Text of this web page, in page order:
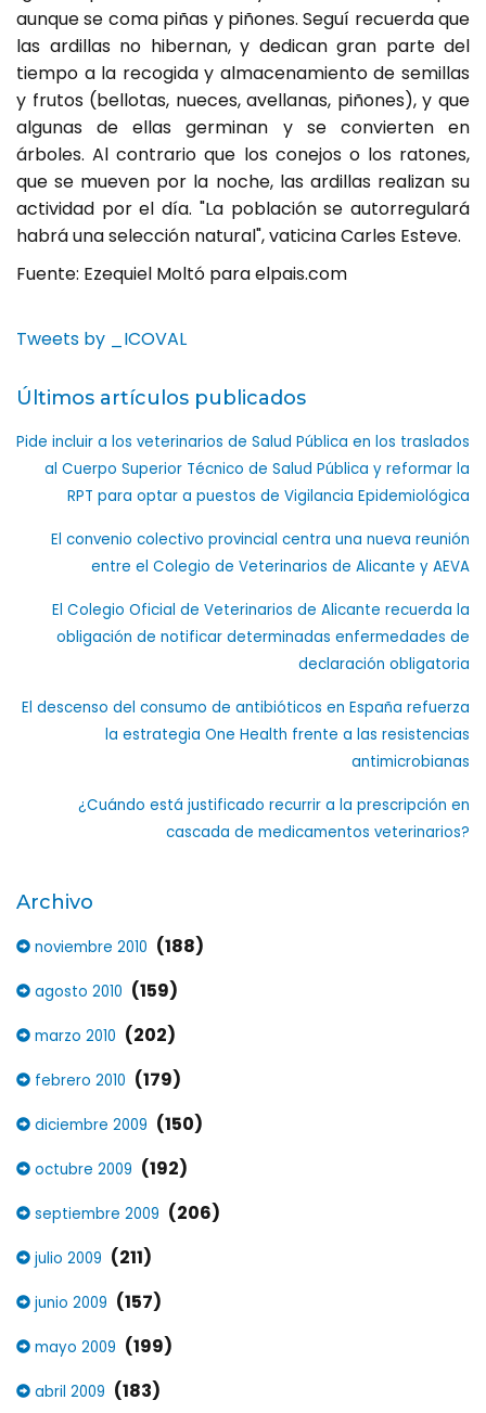
aunque se coma piñas y piñones. Seguí recuerda que
las ardillas no hibernan, y dedican gran parte del
tiempo a la recogida y almacenamiento de semillas
y frutos (bellotas, nueces, avellanas, piñones), y que
algunas de ellas germinan y se convierten en
árboles. Al contrario que los conejos o los ratones,
que se mueven por la noche, las ardillas realizan su
actividad por el día. "La población se autorregulará
habrá una selección natural", vaticina Carles Esteve.
Fuente: Ezequiel Moltó para elpais.com
Tweets by _ICOVAL
Últimos artículos publicados
Pide incluir a los veterinarios de Salud Pública en los traslados
al Cuerpo Superior Técnico de Salud Pública y reformar la
RPT para optar a puestos de Vigilancia Epidemiológica
El convenio colectivo provincial centra una nueva reunión
entre el Colegio de Veterinarios de Alicante y AEVA
El Colegio Oficial de Veterinarios de Alicante recuerda la
obligación de notificar determinadas enfermedades de
declaración obligatoria
El descenso del consumo de antibióticos en España refuerza
la estrategia One Health frente a las resistencias
antimicrobianas
¿Cuándo está justificado recurrir a la prescripción en
cascada de medicamentos veterinarios?
Archivo
noviembre 2010 (188)
agosto 2010 (159)
marzo 2010 (202)
febrero 2010 (179)
diciembre 2009 (150)
octubre 2009 (192)
septiembre 2009 (206)
julio 2009 (211)
junio 2009 (157)
mayo 2009 (199)
abril 2009 (183)